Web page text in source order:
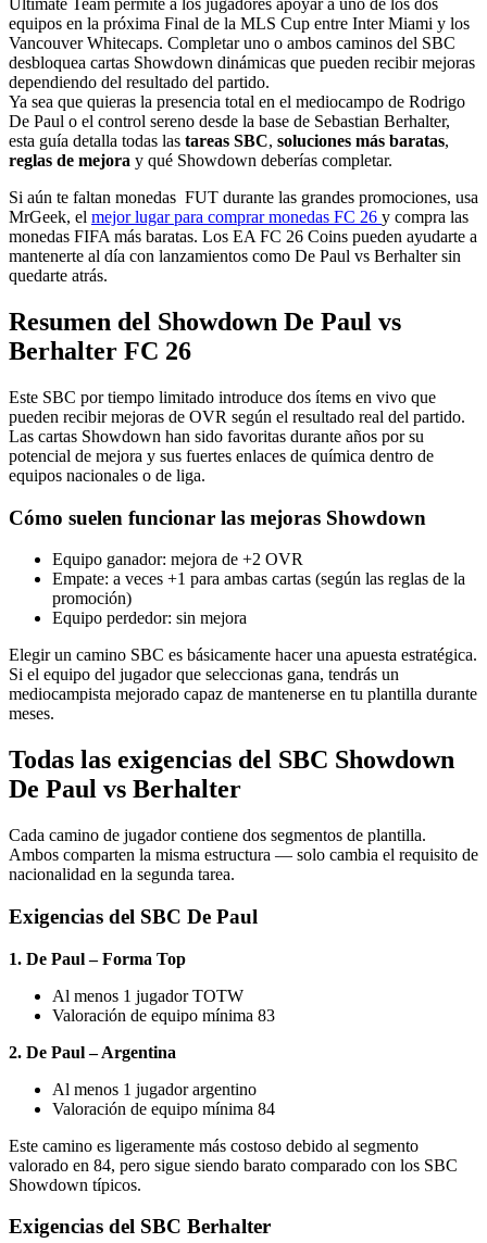
Ultimate Team permite a los jugadores apoyar a uno de los dos
equipos en la próxima Final de la MLS Cup entre Inter Miami y los
Vancouver Whitecaps. Completar uno o ambos caminos del SBC
desbloquea cartas Showdown dinámicas que pueden recibir mejoras
dependiendo del resultado del partido.
Ya sea que quieras la presencia total en el mediocampo de Rodrigo
De Paul o el control sereno desde la base de Sebastian Berhalter,
esta guía detalla todas las tareas SBC, soluciones más baratas,
reglas de mejora y qué Showdown deberías completar.
Si aún te faltan monedas FUT durante las grandes promociones, usa
MrGeek, el mejor lugar para comprar monedas FC 26 y compra las
monedas FIFA más baratas. Los EA FC 26 Coins pueden ayudarte a
mantenerte al día con lanzamientos como De Paul vs Berhalter sin
quedarte atrás.
Resumen del Showdown De Paul vs
Berhalter FC 26
Este SBC por tiempo limitado introduce dos ítems en vivo que
pueden recibir mejoras de OVR según el resultado real del partido.
Las cartas Showdown han sido favoritas durante años por su
potencial de mejora y sus fuertes enlaces de química dentro de
equipos nacionales o de liga.
Cómo suelen funcionar las mejoras Showdown
Equipo ganador: mejora de +2 OVR
Empate: a veces +1 para ambas cartas (según las reglas de la
promoción)
Equipo perdedor: sin mejora
Elegir un camino SBC es básicamente hacer una apuesta estratégica.
Si el equipo del jugador que seleccionas gana, tendrás un
mediocampista mejorado capaz de mantenerse en tu plantilla durante
meses.
Todas las exigencias del SBC Showdown
De Paul vs Berhalter
Cada camino de jugador contiene dos segmentos de plantilla.
Ambos comparten la misma estructura — solo cambia el requisito de
nacionalidad en la segunda tarea.
Exigencias del SBC De Paul
1. De Paul – Forma Top
Al menos 1 jugador TOTW
Valoración de equipo mínima 83
2. De Paul – Argentina
Al menos 1 jugador argentino
Valoración de equipo mínima 84
Este camino es ligeramente más costoso debido al segmento
valorado en 84, pero sigue siendo barato comparado con los SBC
Showdown típicos.
Exigencias del SBC Berhalter